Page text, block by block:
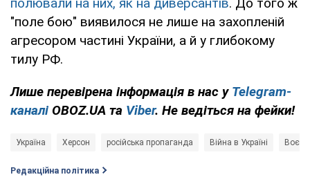
полювали на них, як на диверсантів. До того ж
"поле бою" виявилося не лише на захопленій
агресором частині України, а й у глибокому
тилу РФ.
Лише перевірена інформація в нас у Telegram-
каналі OBOZ.UA та Viber. Не ведіться на фейки!
Україна Херсон російська пропаганда Війна в Україні
Редакційна політика